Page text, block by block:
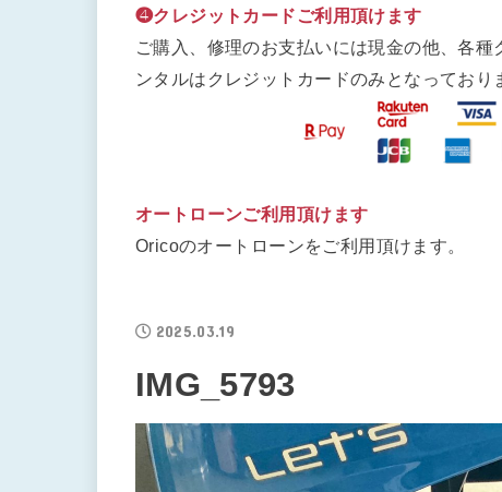
❹クレジットカードご利用頂けます
ご購入、修理のお支払いには現金の他、各
ンタルはクレジットカードのみとなっており
オートローンご利用頂けます
Oricoのオートローンをご利用頂けます。
2025.03.19
IMG_5793